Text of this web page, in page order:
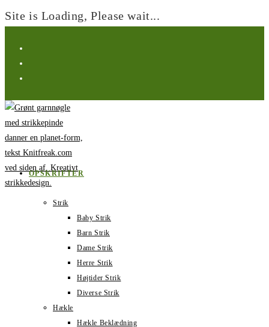
Site is Loading, Please wait...
indhold
OPSKRIFTER
Strik
Baby Strik
Barn Strik
Dame Strik
Herre Strik
Højtider Strik
Diverse Strik
Hækle
Hækle Beklædning